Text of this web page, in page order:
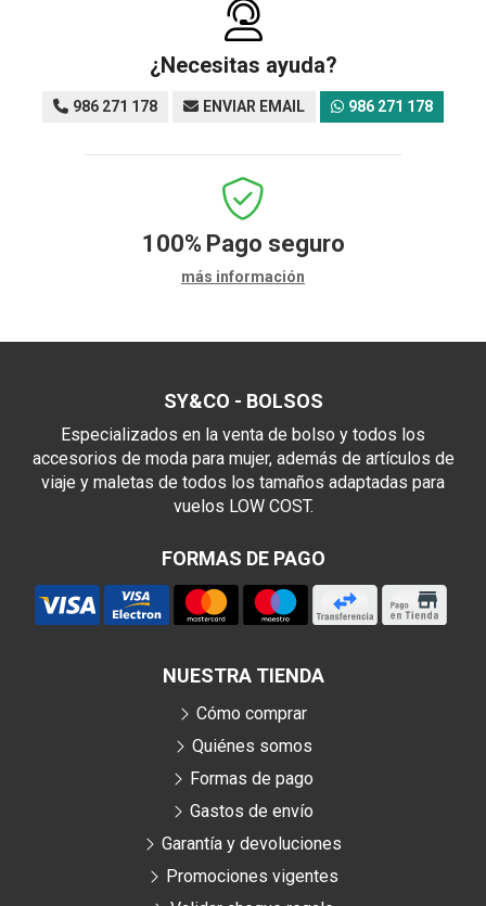
¿Necesitas ayuda?
986 271 178 ENVIAR EMAIL 986 271 178
100% Pago seguro
más información
SY&CO - BOLSOS
Especializados en la venta de bolso y todos los
accesorios de moda para mujer, además de artículos de
viaje y maletas de todos los tamaños adaptadas para
vuelos LOW COST.
FORMAS DE PAGO
NUESTRA TIENDA
Cómo comprar
Quiénes somos
Formas de pago
Gastos de envío
Garantía y devoluciones
Promociones vigentes